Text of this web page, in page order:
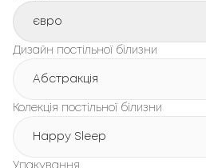
євро
Дизайн постільної білизни
Абстракція
Колекція постільної білизни
Happy Sleep
Упакування